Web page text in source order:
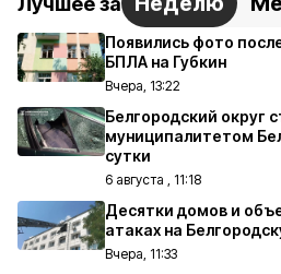
Появились фото
БПЛА на Губкин
Вчера, 13:22
Белгородский округ
муниципалитетом
сутки
6 августа , 11:18
Десятки домов и
атаках на
Вчера, 11:33